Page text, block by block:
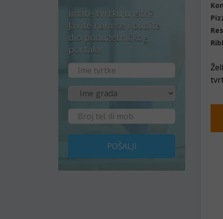
Imate tvrtku u Istri?
Javite nam se i budite
dio poduzetničkog
portala!
POŠALJI